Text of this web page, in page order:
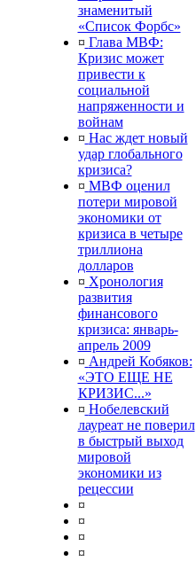
знаменитый
«Список Форбс»
¤ Глава МВФ:
Кризис может
привести к
социальной
напряженности и
войнам
¤ Нас ждет новый
удар глобального
кризиса?
¤ МВФ оценил
потери мировой
экономики от
кризиса в четыре
триллиона
долларов
¤ Хронология
развития
финансового
кризиса: январь-
апрель 2009
¤ Андрей Кобяков:
«ЭТО ЕЩЕ НЕ
КРИЗИС...»
¤ Нобелевский
лауреат не поверил
в быстрый выход
мировой
экономики из
рецессии
¤
¤
¤
¤